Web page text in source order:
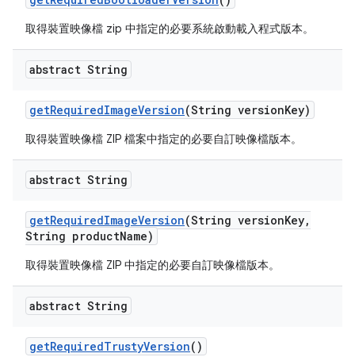
取得裝置映像檔 zip 中指定的必要系統啟動載入程式版本。
abstract String
getRequiredImageVersion(String versionKey)
取得裝置映像檔 ZIP 檔案中指定的必要自訂映像檔版本。
abstract String
getRequiredImageVersion(String versionKey,
String productName)
取得裝置映像檔 ZIP 中指定的必要自訂映像檔版本。
abstract String
getRequiredTrustyVersion()